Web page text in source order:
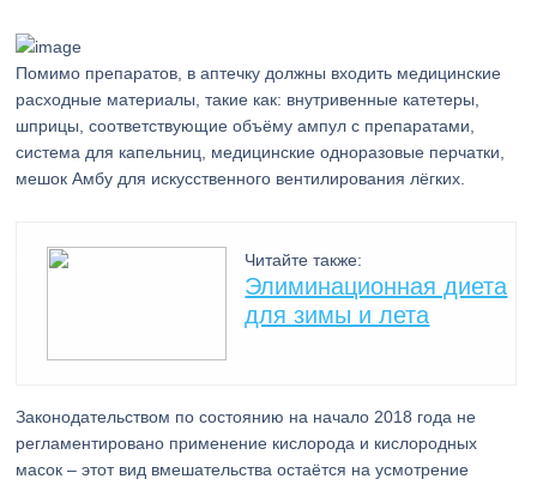
Помимо препаратов, в аптечку должны входить медицинские
расходные материалы, такие как: внутривенные катетеры,
шприцы, соответствующие объёму ампул с препаратами,
система для капельниц, медицинские одноразовые перчатки,
мешок Амбу для искусственного вентилирования лёгких.
Читайте также:
Элиминационная диета
для зимы и лета
Законодательством по состоянию на начало 2018 года не
регламентировано применение кислорода и кислородных
масок – этот вид вмешательства остаётся на усмотрение